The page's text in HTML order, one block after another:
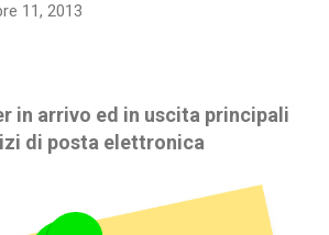
11, 2013
in arrivo ed in uscita principali
di posta elettronica